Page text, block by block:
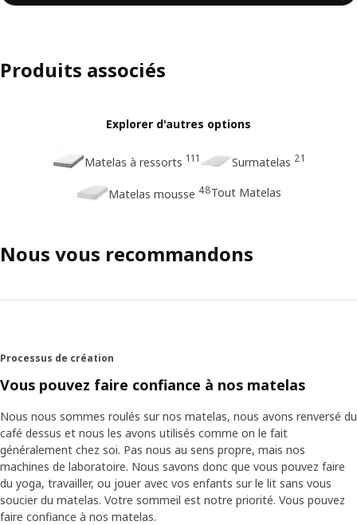
Produits associés
Explorer d'autres options
Matelas à ressorts 111 Surmatelas 21
Matelas mousse 48Tout Matelas
Nous vous recommandons
Processus de création
Vous pouvez faire confiance à nos matelas
Nous nous sommes roulés sur nos matelas, nous avons renversé du
café dessus et nous les avons utilisés comme on le fait
généralement chez soi. Pas nous au sens propre, mais nos
machines de laboratoire. Nous savons donc que vous pouvez faire
du yoga, travailler, ou jouer avec vos enfants sur le lit sans vous
soucier du matelas. Votre sommeil est notre priorité. Vous pouvez
faire confiance à nos matelas.